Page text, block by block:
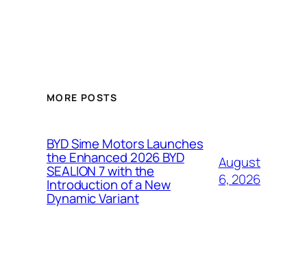
MORE POSTS
BYD Sime Motors Launches
the Enhanced 2026 BYD
SEALION 7 with the
Introduction of a New
Dynamic Variant
August
6, 2026